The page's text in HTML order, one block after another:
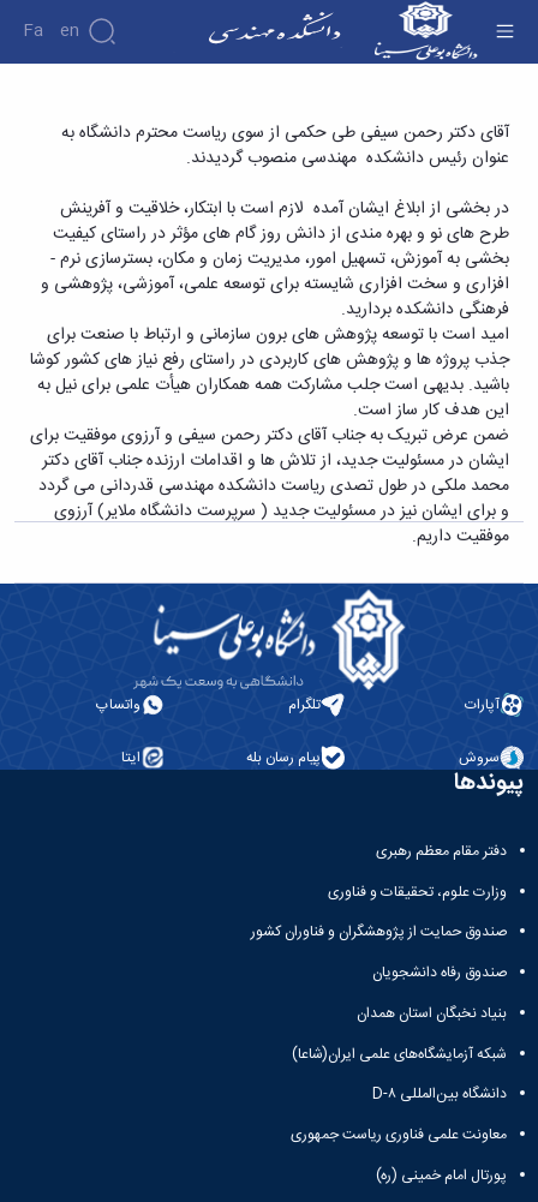
Fa En
دانشکده
درباره
دانشکده
تاریخچه
ریاست
دانشکده
آلبوم
عکس
اطلاعات
تماس
سازمان
دانشکده
معاونت
آموزشی
معاونت
پژوهشی
معاونت
تحصیلات
پژوهش
نشریات
انتصاب رئیس جدید دانشکده مهندسی - دانشکده
فنی و مهندسی
آقای دکتر رحمن سیفی طی حکمی از سوی ریاست محترم دانشگاه به
عنوان رئیس دانشکده مهندسی منصوب گردیدند.
در بخشی از ابلاغ ایشان آمده لازم است با ابتکار، خلاقیت و آفرینش
طرح ­های نو و بهره ­مندی از دانش روز گام های مؤثر در راستای کیفیت
بخشی به آموزش، تسهیل امور، مدیریت زمان و مکان، بسترسازی نرم ­
افزاری و سخت افزاری شایسته برای توسعه علمی، آموزشی، پژوهشی و
فرهنگی دانشکده بردارید.
امید است با توسعه پژوهش های برون سازمانی و ارتباط با صنعت برای
جذب پروژه ها و پژوهش های کاربردی در راستای رفع نیاز های کشور کوشا
باشید. بدیهی است جلب مشارکت همه همکاران هیأت علمی برای نیل به
این هدف کار ساز است.
ضمن عرض تبریک به جناب آقای دکتر رحمن سیفی و آرزوی موفقیت برای
ایشان در مسئولیت جدید، از تلاش ها و اقدامات ارزنده جناب آقای دکتر
محمد ملکی در طول تصدی ریاست دانشکده مهندسی قدردانی می گردد
و برای ایشان نیز در مسئولیت جدید ( سرپرست دانشگاه ملایر) آرزوی
موفقیت داریم.
آپارات تلگرام واتساپ
سروش پیام رسان بله ایتا
پیوندها
دفتر مقام معظم رهبری
وزارت علوم، تحقیقات و فناوری
صندوق حمایت از پژوهشگران و فناوران کشور
صندوق رفاه دانشجویان
بنیاد نخبگان استان همدان
شبکه آزمایشگاه‌های علمی ایران(شاعا)
دانشگاه بین‌المللی D-۸
معاونت علمی فناوری ریاست جمهوری
پورتال امام خمینی (ره)